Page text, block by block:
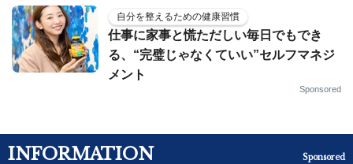
自分を整えるための健康習慣
仕事に家事と慌ただしい毎日でもでき
る、“完璧じゃなくていい”セルフマネジ
メント
Sponsored
INFORMATION Sponsored